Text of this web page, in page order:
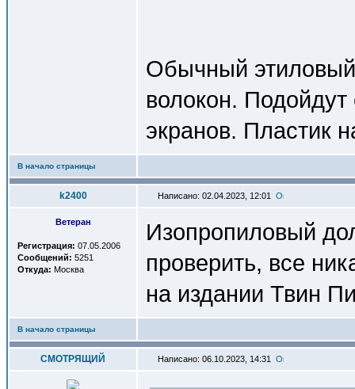
Обычный этиловый
волокон.
экранов. Пластик
В начало страницы
k2400 Написано: 02.04.2023, 12:01
Ветеран
Регистрация: 07.05.2006
Сообщений: 5251
Откуда: Москва
Изопропиловый
проверить, все
на издании Твин
В начало страницы
СМОТРЯЩИЙ Написано: 06.10.2023, 14:31